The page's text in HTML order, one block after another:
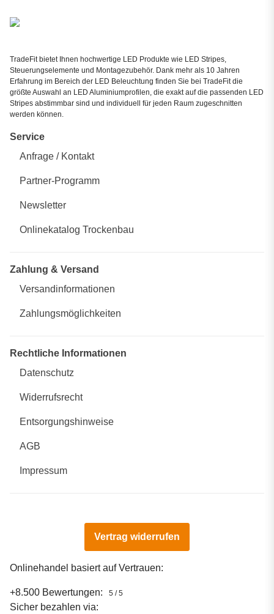
TradeFit bietet Ihnen hochwertige LED Produkte wie LED Stripes,
Steuerungselemente und Montagezubehör. Dank mehr als 10 Jahren
Erfahrung im Bereich der LED Beleuchtung finden Sie bei TradeFit die
größte Auswahl an LED Aluminiumprofilen, die exakt auf die passenden LED
Stripes abstimmbar sind und individuell für jeden Raum zugeschnitten
werden können.
Service
Anfrage / Kontakt
Partner-Programm
Newsletter
Onlinekatalog Trockenbau
Zahlung & Versand
Versandinformationen
Zahlungsmöglichkeiten
Rechtliche Informationen
Datenschutz
Widerrufsrecht
Entsorgungshinweise
AGB
Impressum
Vertrag widerrufen
Onlinehandel basiert auf Vertrauen:
+8.500 Bewertungen: 5 / 5
Sicher bezahlen via: